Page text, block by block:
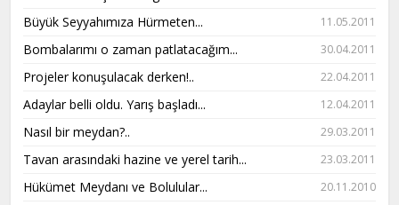
Büyük Seyyahımıza Hürmeten... 11.05.2011
Bombalarımı o zaman patlatacağım... 30.04.2011
Projeler konuşulacak derken!.. 22.04.2011
Adaylar belli oldu. Yarış başladı... 12.04.2011
Nasıl bir meydan?.. 29.03.2011
Tavan arasındaki hazine ve yerel tarih... 23.03.2011
Hükümet Meydanı ve Bolulular... 20.11.2010